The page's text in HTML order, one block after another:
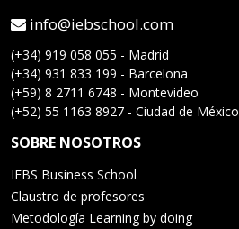
info@iebschool.com
(+34) 919 058 055 - Madrid
(+34) 931 833 199 - Barcelona
(+59) 8 2711 6748 - Montevideo
(+52) 55 1163 8927 - Ciudad de México
SOBRE NOSOTROS
IEBS Business School
Claustro de profesores
Metodología Learning by doing